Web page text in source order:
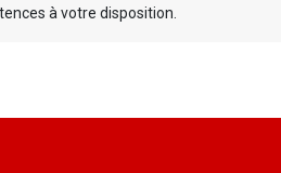
à votre disposition.